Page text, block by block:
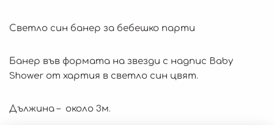
Светло син банер за бебешко парти
Банер във формата на звезди с надпис Baby
Shower от хартия в светло син цвят.
Дължина – около 3м.